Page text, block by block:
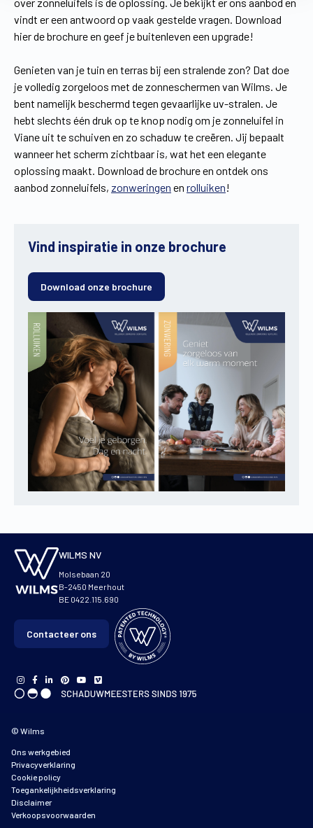
vindt er een antwoord op vaak gestelde vragen. Download
hier de brochure en geef je buitenleven een upgrade!
Genieten van je tuin en terras bij een stralende zon? Dat doe
je volledig zorgeloos met de zonneschermen van Wilms. Je
bent namelijk beschermd tegen gevaarlijke uv-stralen. Je
hebt slechts één druk op te knop nodig om je zonneluifel in
Viane uit te schuiven en zo schaduw te creëren. Jij bepaalt
wanneer het scherm zichtbaar is, wat het een elegante
oplossing maakt. Download de brochure en ontdek ons
aanbod zonneluifels, zonweringen en rolluiken!
Vind inspiratie in onze brochure
Download onze brochure
WILMS NV
Molsebaan 20
B-2450 Meerhout
BE 0422.115.690
Contacteer ons
© Wilms
Ons werkgebied
Privacyverklaring
Cookie policy
Toegankelijkheidsverklaring
Disclaimer
Verkoopsvoorwaarden